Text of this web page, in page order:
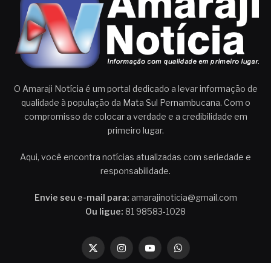
O Amaraji Notícia é um portal dedicado a levar informação de
qualidade à população da Mata Sul Pernambucana. Com o
compromisso de colocar a verdade e a credibilidade em
primeiro lugar.
Aqui, você encontra notícias atualizadas com seriedade e
responsabilidade.
Envie seu e-mail para: amarajinoticia@gmail.com
Ou ligue: 81 98583-1028
X
InstagramYouTubeWhatsApp